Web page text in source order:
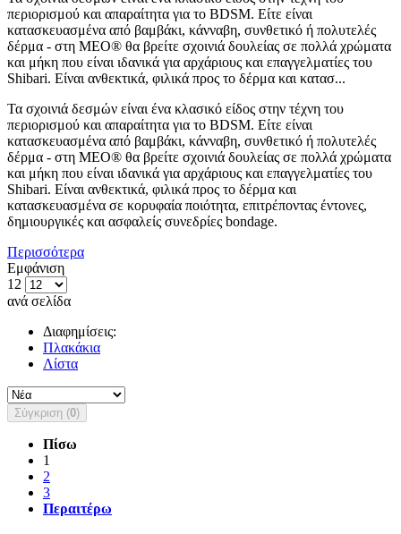
περιορισμού και απαραίτητα για το BDSM. Είτε είναι
κατασκευασμένα από βαμβάκι, κάνναβη, συνθετικό ή πολυτελές
δέρμα - στη MEO® θα βρείτε σχοινιά δουλείας σε πολλά χρώματα
και μήκη που είναι ιδανικά για αρχάριους και επαγγελματίες του
Shibari. Είναι ανθεκτικά, φιλικά προς το δέρμα και κατασ...
Τα σχοινιά δεσμών είναι ένα κλασικό είδος στην τέχνη του
περιορισμού και απαραίτητα για το BDSM. Είτε είναι
κατασκευασμένα από βαμβάκι, κάνναβη, συνθετικό ή πολυτελές
δέρμα - στη MEO® θα βρείτε σχοινιά δουλείας σε πολλά χρώματα
και μήκη που είναι ιδανικά για αρχάριους και επαγγελματίες του
Shibari. Είναι ανθεκτικά, φιλικά προς το δέρμα και
κατασκευασμένα σε κορυφαία ποιότητα, επιτρέποντας έντονες,
δημιουργικές και ασφαλείς συνεδρίες bondage.
Περισσότερα
Εμφάνιση
12
ανά σελίδα
Διαφημίσεις:
Πλακάκια
Λίστα
Σύγκριση (0)
Πίσω
1
2
3
Περαιτέρω